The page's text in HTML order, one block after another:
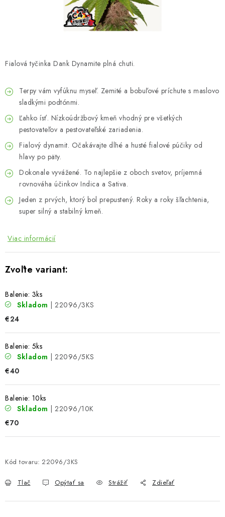
Veľkoobchod
Formulár na odstúpenie od zmluvy
Fialová tyčinka Dank Dynamite plná chuti.
Terpy vám vyfúknu myseľ. Zemité a bobuľové príchute s maslovo
sladkými podtónmi.
Ľahko ísť. Nízkoúdržbový kmeň vhodný pre všetkých
pestovateľov a pestovateľské zariadenia.
Fialový dynamit. Očakávajte dlhé a husté fialové púčiky od
hlavy po päty.
Dokonale vyvážené. To najlepšie z oboch svetov, príjemná
rovnováha účinkov Indica a Sativa.
Jeden z prvých, ktorý bol prepustený. Roky a roky šľachtenia,
super silný a stabilný kmeň.
Viac informácií
Balenie: 3ks
Skladom
| 22096/3KS
€24
Balenie: 5ks
Skladom
| 22096/5KS
€40
Balenie: 10ks
Skladom
| 22096/10K
€70
Kód tovaru: 22096/3KS
Tlač Opýtať sa Strážiť Zdieľať